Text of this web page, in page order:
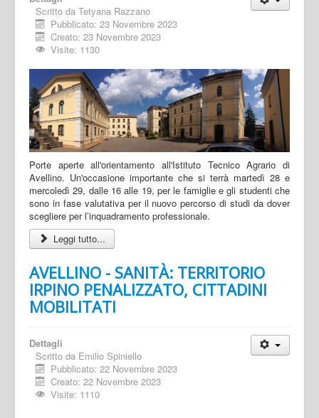
Scritto da Tetyana Razzano
Pubblicato: 23 Novembre 2023
Creato: 23 Novembre 2023
Visite: 1130
Porte aperte all'orientamento all'Istituto Tecnico Agrario di
Avellino. Un'occasione importante che si terrà martedì 28 e
mercoledì 29, dalle 16 alle 19, per le famiglie e gli studenti che
sono in fase valutativa per il nuovo percorso di studi da dover
scegliere per l’inquadramento professionale.
Leggi tutto...
AVELLINO - SANITÀ: TERRITORIO
IRPINO PENALIZZATO, CITTADINI
MOBILITATI
Dettagli
Scritto da Emilio Spiniello
Pubblicato: 22 Novembre 2023
Creato: 22 Novembre 2023
Visite: 1110